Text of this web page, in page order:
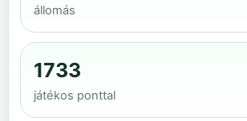
állomás
1733
játékos ponttal